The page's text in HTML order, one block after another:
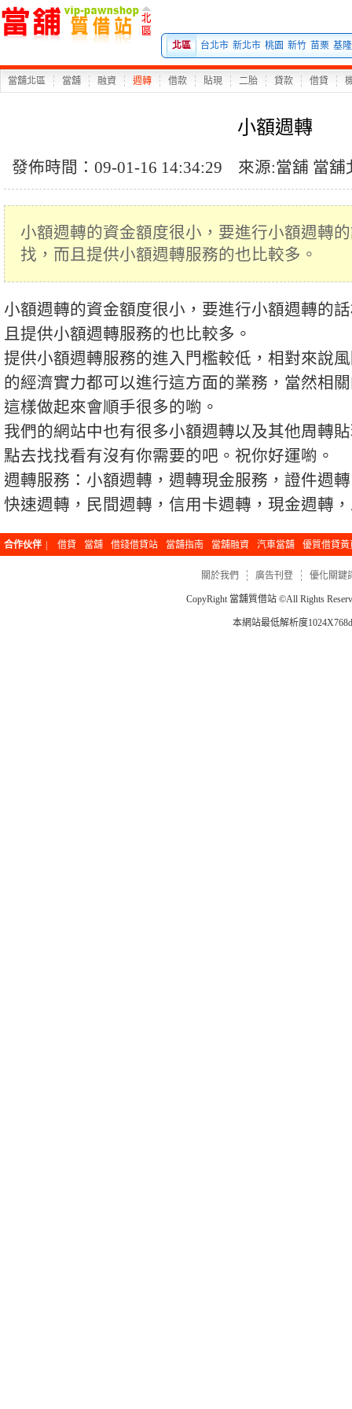
北區 台北市 新北市 桃園 新竹 苗栗 基隆
當舖北區 當舖 融資 週轉 借款 貼現 二胎 貸款 借貸
小額週轉
發佈時間：09-01-16 14:34:29 來源:當舖 當舖
小額週轉的資金額度很小，要進行小額週轉
找，而且提供小額週轉服務的也比較多。
小額週轉的資金額度很小，要進行小額週轉的
且提供小額週轉服務的也比較多。
提供小額週轉服務的進入門檻較低，相對來說
的經濟實力都可以進行這方面的業務，當然相
這樣做起來會順手很多的喲。
我們的網站中也有很多小額週轉以及其他周轉
點去找找看有沒有你需要的吧。祝你好運喲。
週轉服務：小額週轉，週轉現金服務，證件週
快速週轉，民間週轉，信用卡週轉，現金週轉
合作伙伴 借貸 當舖 借錢借貸站 當舖指南 當舖融資 汽車當舖 優質借貸黃
關於我們 廣告刊登 優化關鍵
CopyRight當舖質借站 ©All Rights
本網站最低解析度